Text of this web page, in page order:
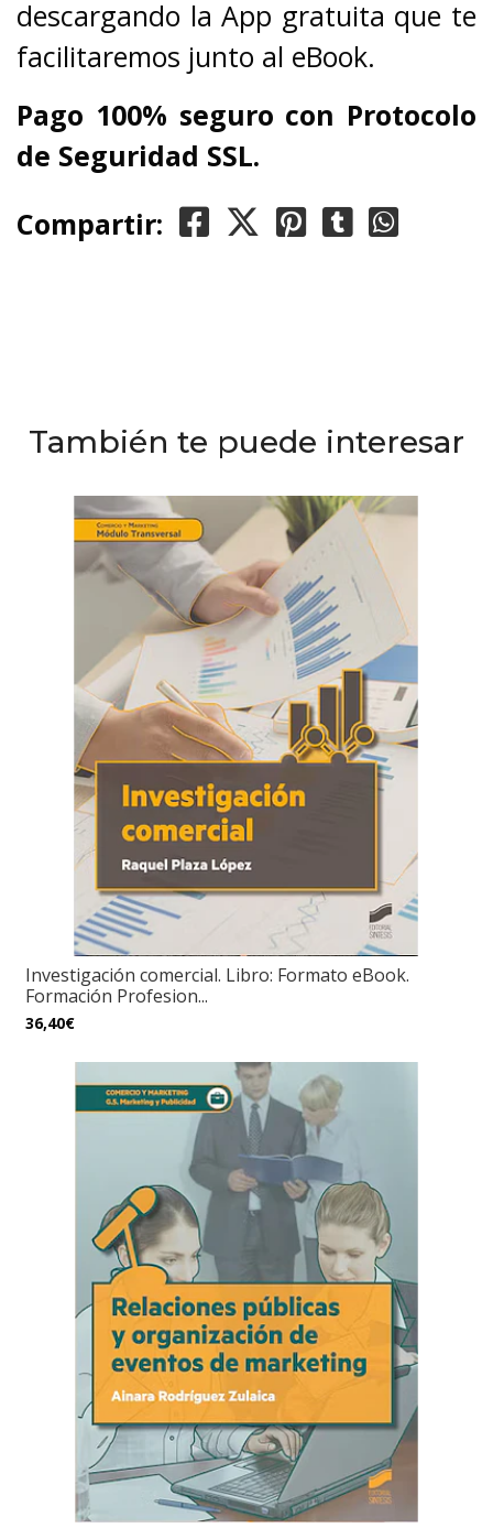
descargando la App gratuita que te
facilitaremos junto al eBook.
Pago 100% seguro con Protocolo
de Seguridad SSL.
Compartir:
También te puede interesar
Investigación comercial. Libro: Formato eBook.
Formación Profesion...
36,40€